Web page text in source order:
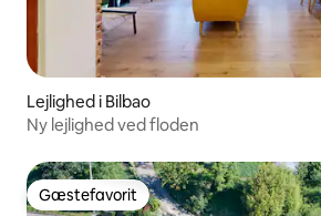
Lejlighed i Bilbao
Ny lejlighed ved floden
Gæstefavorit
Gæstefavorit